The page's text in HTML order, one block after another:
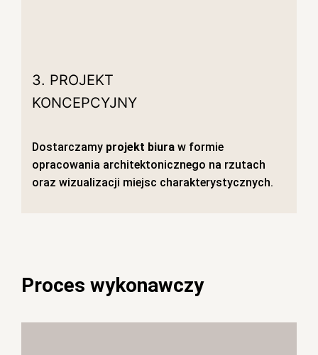
3. PROJEKT
KONCEPCYJNY
Dostarczamy projekt biura w formie
opracowania architektonicznego na rzutach
oraz wizualizacji miejsc charakterystycznych.
Proces wykonawczy